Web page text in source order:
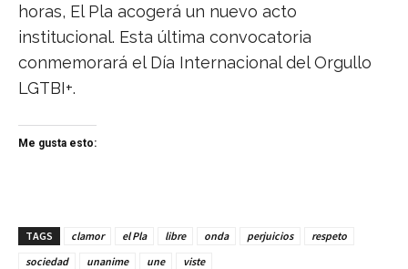
horas, El Pla acogerá un nuevo acto
institucional. Esta última convocatoria
conmemorará el Día Internacional del Orgullo
LGTBI+.
Me gusta esto:
TAGS clamor el Pla libre onda perjuicios
respeto
sociedad
unanime une viste